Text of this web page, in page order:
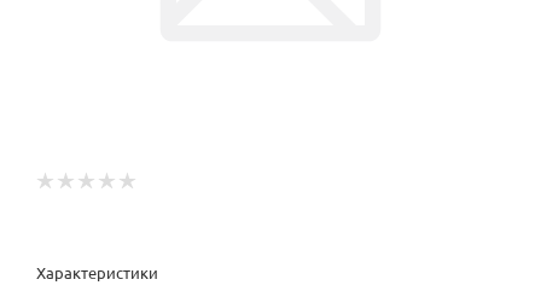
Характеристики